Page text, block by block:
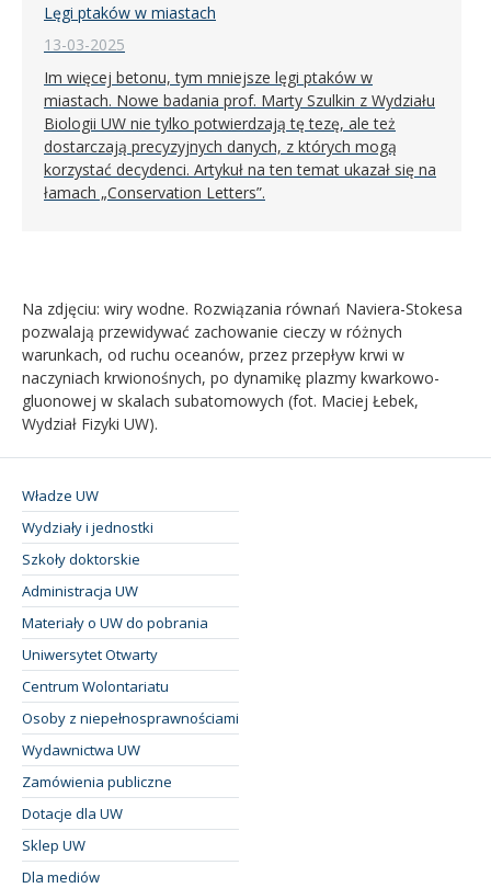
Lęgi ptaków w miastach
13-03-2025
Im więcej betonu, tym mniejsze lęgi ptaków w
miastach. Nowe badania prof. Marty Szulkin z Wydziału
Biologii UW nie tylko potwierdzają tę tezę, ale też
dostarczają precyzyjnych danych, z których mogą
korzystać decydenci. Artykuł na ten temat ukazał się na
łamach „Conservation Letters”.
Na zdjęciu: wiry wodne. Rozwiązania równań Naviera-Stokesa
pozwalają przewidywać zachowanie cieczy w różnych
warunkach, od ruchu oceanów, przez przepływ krwi w
naczyniach krwionośnych, po dynamikę plazmy kwarkowo-
gluonowej w skalach subatomowych (fot. Maciej Łebek,
Wydział Fizyki UW).
Władze UW
Wydziały i jednostki
Szkoły doktorskie
Administracja UW
Materiały o UW do pobrania
Uniwersytet Otwarty
Centrum Wolontariatu
Osoby z niepełnosprawnościami
Wydawnictwa UW
Zamówienia publiczne
Dotacje dla UW
Sklep UW
Dla mediów